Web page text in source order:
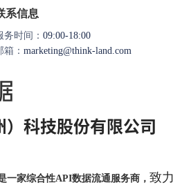
系信息
务时间： 09:00-18:00
箱： marketing@think-land.com
科技股份有限公司
一家综合性API数据流通服务商， 致